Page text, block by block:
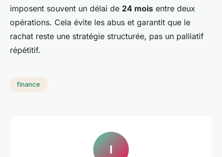
imposent souvent un délai de 24 mois entre deux
opérations. Cela évite les abus et garantit que le
rachat reste une stratégie structurée, pas un palliatif
répétitif.
finance
I